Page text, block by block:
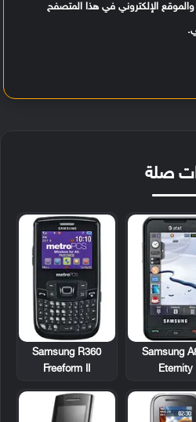
الإلكتروني في هذا المتصفح
صلة
Samsung
Eternity
Samsung R360
Freeform II